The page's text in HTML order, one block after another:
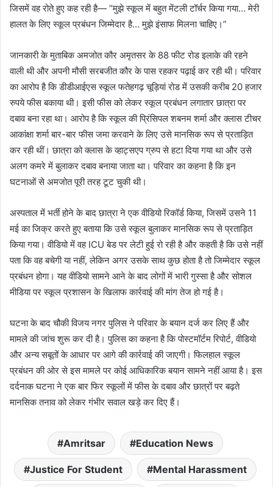
जिसमें वह रोते हुए कह रही है— “मुझे स्कूल में बहुत मेंटली टॉर्चर किया गया… मेरी
हालत के लिए स्कूल प्रबंधन जिम्मेदार है… मुझे इंसाफ मिलना चाहिए।”
जानकारी के मुताबिक अमजोत कौर अमृतसर के 88 फीट रोड इलाके की रहने
वाली थी और अपनी मौसी सरबजीत कौर के पास रहकर पढ़ाई कर रही थी। परिवार
का आरोप है कि डीडीआईएस स्कूल फतेहगढ़ चूड़ियां रोड में उसकी करीब 20 हजार
रुपये फीस बकाया थी। इसी फीस को लेकर स्कूल प्रबंधन लगातार छात्रा पर
दबाव बना रहा था। आरोप है कि स्कूल की प्रिंसिपल शबनम शर्मा और क्लास टीचर
आकांक्षा शर्मा बार-बार फीस जमा करवाने के लिए उसे मानसिक रूप से प्रताड़ित
कर रही थीं। छात्रा को क्लास के व्हाट्सएप ग्रुप से हटा दिया गया था और उसे
अलग कमरे में बुलाकर दबाव बनाया जाता था। परिवार का कहना है कि इन
घटनाओं से अमजोत पूरी तरह टूट चुकी थी।
अस्पताल में भर्ती होने के बाद छात्रा ने एक वीडियो रिकॉर्ड किया, जिसमें उसने 11
मई का जिक्र करते हुए बताया कि उसे स्कूल बुलाकर मानसिक रूप से प्रताड़ित
किया गया। वीडियो में वह ICU बेड पर लेटी हुई रो रही है और कहती है कि उसे नहीं
पता कि वह बचेगी या नहीं, लेकिन अगर उसके साथ कुछ होता है तो जिम्मेदार स्कूल
प्रबंधन होगा। यह वीडियो सामने आने के बाद लोगों में भारी गुस्सा है और सोशल
मीडिया पर स्कूल प्रशासन के खिलाफ कार्रवाई की मांग तेज हो गई है।
घटना के बाद चौकी विजय नगर पुलिस ने परिवार के बयान दर्ज कर लिए हैं और
मामले की जांच शुरू कर दी है। पुलिस का कहना है कि पोस्टमॉर्टम रिपोर्ट, वीडियो
और अन्य सबूतों के आधार पर आगे की कार्रवाई की जाएगी। फिलहाल स्कूल
प्रबंधन की ओर से इस मामले पर कोई आधिकारिक बयान सामने नहीं आया है। इस
दर्दनाक घटना ने एक बार फिर स्कूलों में फीस के दबाव और छात्रों पर बढ़ते
मानसिक तनाव को लेकर गंभीर सवाल खड़े कर दिए हैं।
Amritsar Education News
Justice For Student Mental Harassment